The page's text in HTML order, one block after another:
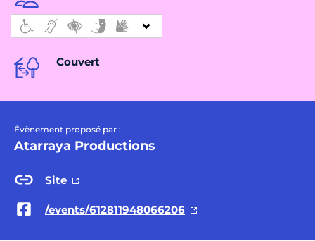
Couvert
Évènement proposé par :
Atarraya Productions
Site
/events/612811948066206